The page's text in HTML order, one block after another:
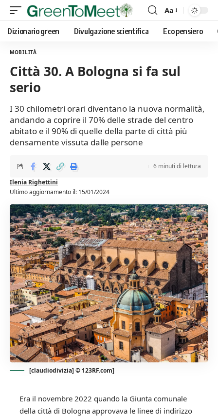
Font
Resizer
Aa
Dizionario green Divulgazione scientifica Eco pensiero
MOBILITÀ
Città 30. A Bologna si fa sul
serio
I 30 chilometri orari diventano la nuova normalità,
andando a coprire il 70% delle strade del centro
abitato e il 90% di quelle della parte di città più
densamente vissuta dalle persone
Ultimo aggiornamento il: 15/01/2024
Ilenia Righettini
6 minuti di lettura
[claudiodivizia] © 123RF.com]
Era il novembre 2022 quando la Giunta comunale
della città di Bologna approvava le linee di indirizzo